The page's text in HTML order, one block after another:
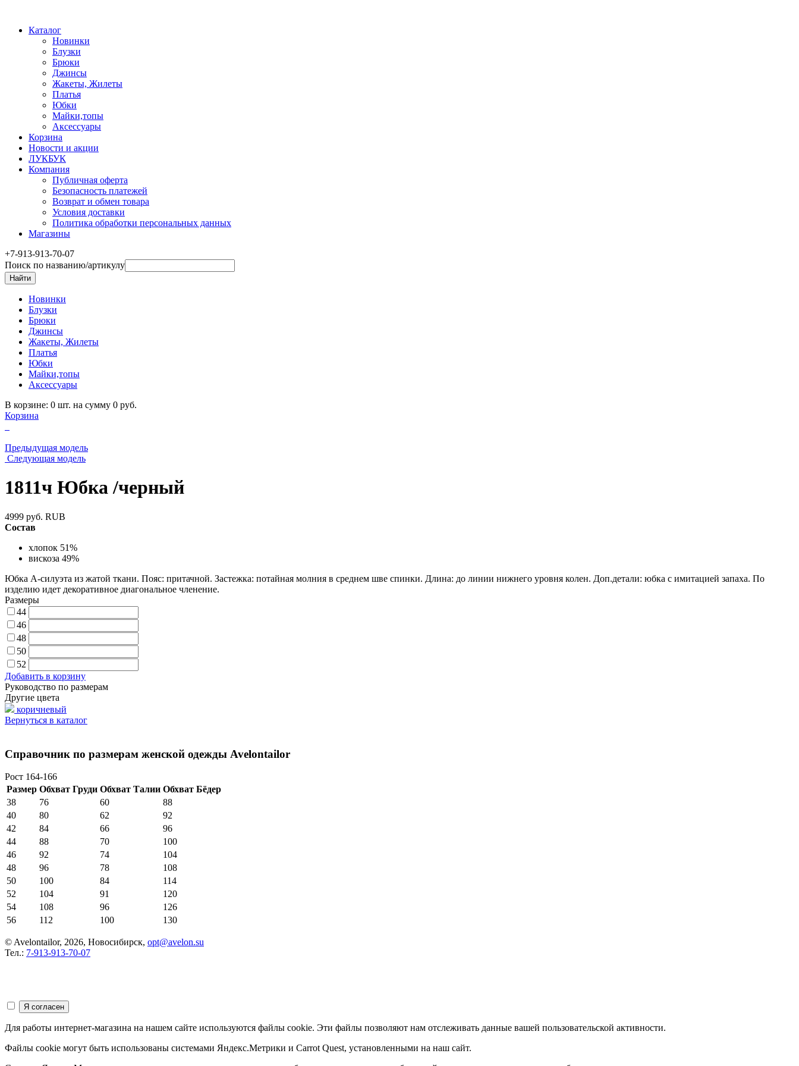
Каталог
Новинки
Блузки
Брюки
Джинсы
Жакеты, Жилеты
Платья
Юбки
Майки,топы
Аксессуары
Корзина
Новости и акции
ЛУКБУК
Компания
Публичная оферта
Безопасность платежей
Возврат и обмен товара
Условия доставки
Политика обработки персональных данных
Магазины
+7-913-913-70-07
Поиск по названию/артикулу
Новинки
Блузки
Брюки
Джинсы
Жакеты, Жилеты
Платья
Юбки
Майки,топы
Аксессуары
В корзине: 0 шт. на сумму 0 руб.
Корзина
Предыдущая модель
Следующая модель
1811ч Юбка /черный
4999 руб. RUB
Состав
хлопок 51%
вискоза 49%
Юбка А-силуэта из жатой ткани. Пояс: притачной. Застежка: потайная молния в среднем шве спинки. Длина: до линии нижнего уровня колен. Доп.детали: юбка с имитацией запаха. По
изделию идет декоративное диагональное членение.
Размеры
44
46
48
50
52
Добавить в корзину
Руководство по размерам
Другие цвета
коричневый
Вернуться в каталог
Справочник по размерам женской одежды Avelontailor
Рост 164-166
Размер Обхват Груди Обхват Талии Обхват Бёдер
38
76 60
88
40
80 62
92
42
84 66
96
44
88 70
100
46
92 74
104
48
96 78
108
50
100 84
114
52
104 91
120
54
108 96
126
56
112 100 130
© Avelontailor, 2026, Новосибирск, opt@avelon.su
Тел.: 7-913-913-70-07
Для работы интернет-магазина на нашем сайте используются файлы cookie. Эти файлы позволяют нам отслеживать данные вашей пользовательской активности.
Файлы cookie могут быть использованы системами Яндекс.Метрики и Carrot Quest, установленными на наш сайт.